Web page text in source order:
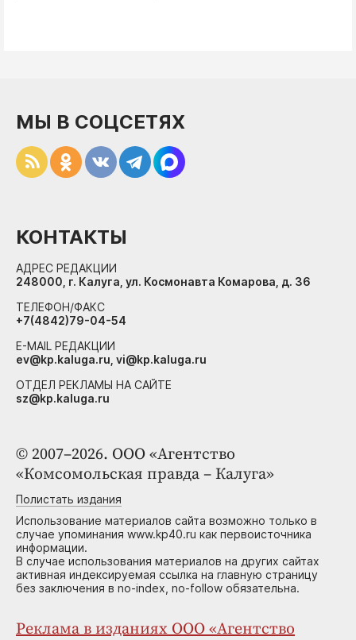
© 2007–2026. ООО «Агентство
«Комсомольская правда – Калуга»
Полистать издания
Использование материалов сайта возможно только в
случае упоминания www.kp40.ru как первоисточника
информации.
В случае использования материалов на других сайтах
активная индексируемая ссылка на главную страницу
без заключения в no-index, no-follow обязательна.
Реклама в изданиях ООО «Агентство
МЫ В СОЦСЕТЯХ
КОНТАКТЫ
АДРЕС РЕДАКЦИИ
248000, г. Калуга, ул. Космонавта Комарова, д. 36
ТЕЛЕФОН/ФАКС
+7(4842)79-04-54
E-MAIL РЕДАКЦИИ
ev@kp.kaluga.ru, vi@kp.kaluga.ru
ОТДЕЛ РЕКЛАМЫ НА САЙТЕ
sz@kp.kaluga.ru